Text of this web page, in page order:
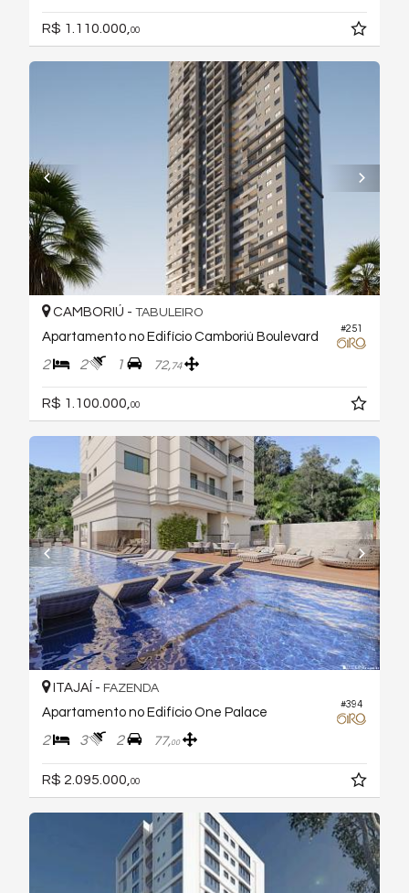
R$ 1.110.000, 00
#251
CAMBORIÚ - TABULEIRO
Apartamento no Edifício Camboriú Boulevard
2 2 1 72,74
R$ 1.100.000, 00
#394
ITAJAÍ - FAZENDA
Apartamento no Edifício One Palace
2 3 2 77,00
R$ 2.095.000, 00